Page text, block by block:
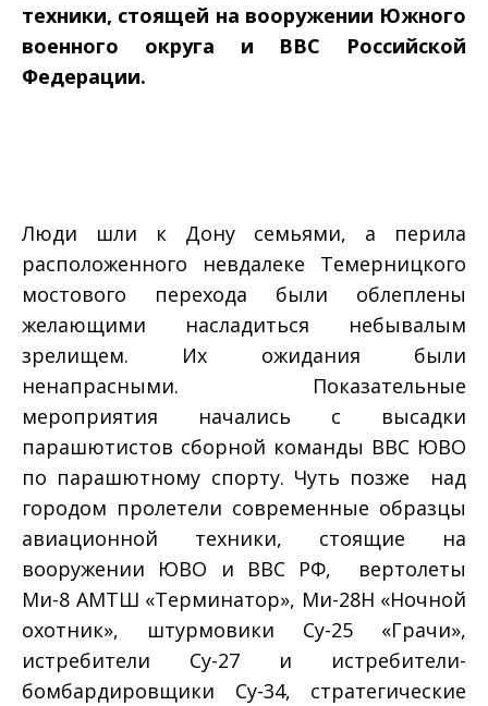
техники, стоящей на вооружении Южного
военного округа и ВВС Российской
Федерации.
Люди шли к Дону семьями, а перила
расположенного невдалеке Темерницкого
мостового перехода были облеплены
желающими насладиться небывалым
зрелищем. Их ожидания были
ненапрасными. Показательные
мероприятия начались с высадки
парашютистов сборной команды ВВС ЮВО
по парашютному спорту. Чуть позже над
городом пролетели современные образцы
авиационной техники, стоящие на
вооружении ЮВО и ВВС РФ, ­ вертолеты
Ми­-8 АМТШ «Терминатор», Ми­-28Н «Ночной
охотник», штурмовики Су-­25 «Грачи»,
истребители Су-­27 и истребители­
бомбардировщики Су­-34, стратегические